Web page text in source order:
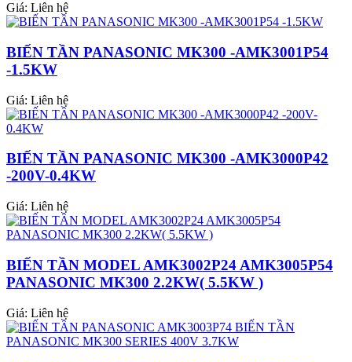
Giá: Liên hệ
BIẾN TẦN PANASONIC MK300 -AMK3001P54
-1.5KW
Giá: Liên hệ
BIẾN TẦN PANASONIC MK300 -AMK3000P42
-200V-0.4KW
Giá: Liên hệ
BIẾN TẦN MODEL AMK3002P24 AMK3005P54
PANASONIC MK300 2.2KW( 5.5KW )
Giá: Liên hệ